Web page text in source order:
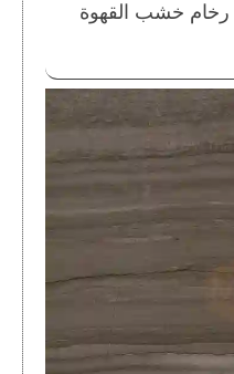
رخام خشب القهوة